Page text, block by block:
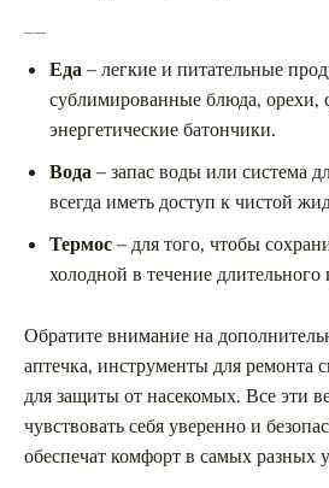
Продукты и питание
Еда– легкие и питательные
сублимированные блюда, орехи,
энергетические батончики.
Вода– запас воды или система
всегда иметь доступ к чистой
Термос– для того, чтобы
холодной в течение длительного
Обратите внимание на
аптечка, инструменты для ремонта
для защиты от насекомых. Все эти
чувствовать себя уверенно и
обеспечат комфорт в самых разных